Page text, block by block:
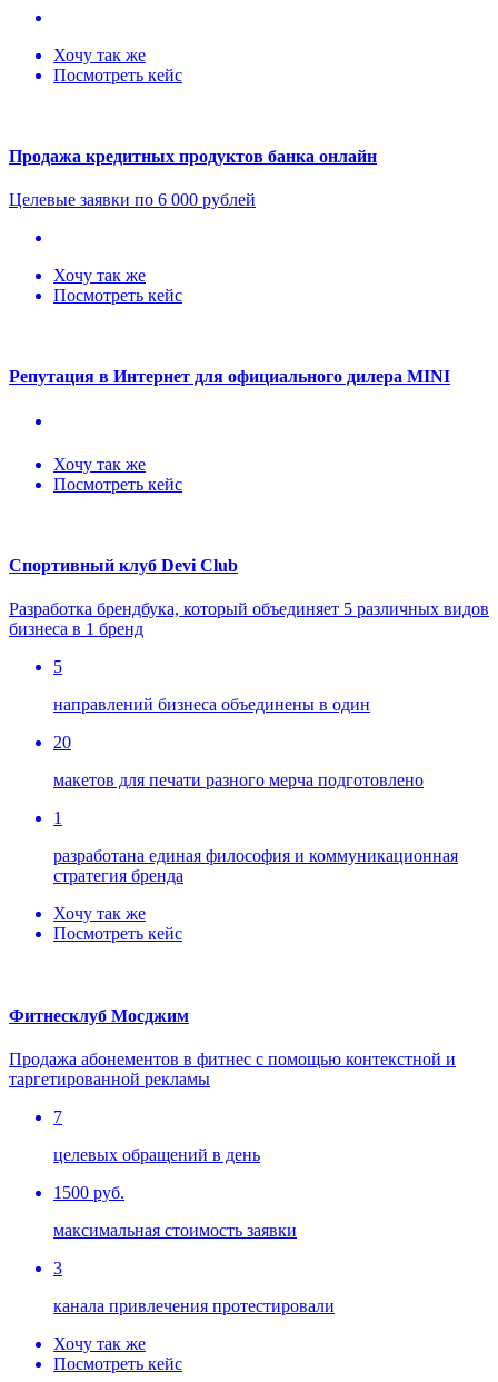
Хочу так же
Посмотреть кейс
Продажа кредитных продуктов банка онлайн
Целевые заявки по 6 000 рублей
Хочу так же
Посмотреть кейс
Репутация в Интернет для официального дилера MINI
Хочу так же
Посмотреть кейс
Спортивный клуб Devi Club
Разработка брендбука, который объединяет 5 различных видов
бизнеса в 1 бренд
5
направлений бизнеса объединены в один
20
макетов для печати разного мерча подготовлено
1
разработана единая философия и коммуникационная
стратегия бренда
Хочу так же
Посмотреть кейс
Фитнесклуб Мосджим
Продажа абонементов в фитнес с помощью контекстной и
таргетированной рекламы
7
целевых обращений в день
1500 руб.
максимальная стоимость заявки
3
канала привлечения протестировали
Хочу так же
Посмотреть кейс